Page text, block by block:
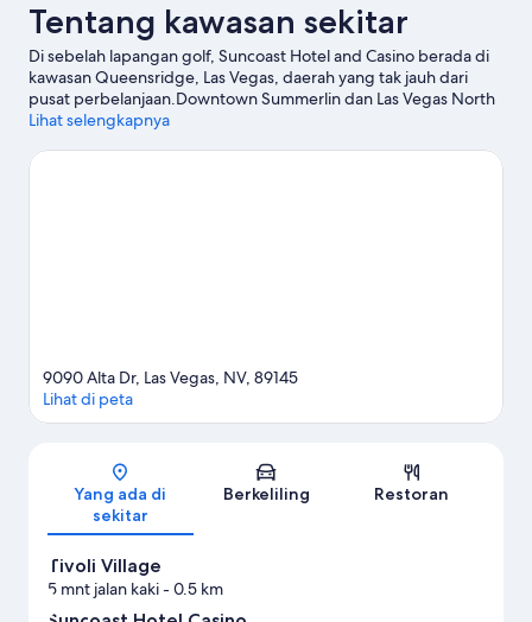
Tentang kawasan sekitar
Di sebelah lapangan golf, Suncoast Hotel and Casino berada di
kawasan Queensridge, Las Vegas, daerah yang tak jauh dari
pusat perbelanjaan.Downtown Summerlin dan Las Vegas North
Premium Outlets patut Anda singgahi jika berbelanja ada dalam
serta Kawasan Konservasi Nasional Red Rock Canyon jika Anda
Lihat selengkapnya
Peta
9090 Alta Dr, Las Vegas, NV, 89145
Lihat di peta
Yang ada di
sekitar
Berkeliling Restoran
Tivoli Village
5 mnt jalan kaki- 0.5 km